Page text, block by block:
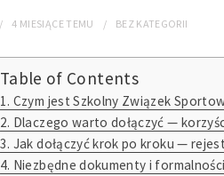
4 MIESIĄCE TEMU BEZ KATEGORII
Table of Contents
Czym jest Szkolny Związek
Dlaczego warto dołączyć —
Jak dołączyć krok po kroku —
Niezbędne dokumenty i